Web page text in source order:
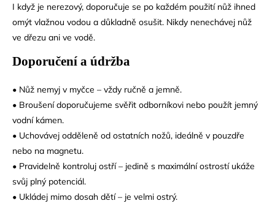
I když je nerezový, doporučuje se po každém použití nůž ihned
omýt vlažnou vodou a důkladně osušit. Nikdy nenechávej nůž
ve dřezu ani ve vodě.
Doporučení a údržba
• Nůž nemyj v myčce – vždy ručně a jemně.
• Broušení doporučujeme svěřit odborníkovi nebo použít jemný
vodní kámen.
• Uchovávej odděleně od ostatních nožů, ideálně v pouzdře
nebo na magnetu.
• Pravidelně kontroluj ostří – jedině s maximální ostrostí ukáže
svůj plný potenciál.
• Ukládej mimo dosah dětí – je velmi ostrý.